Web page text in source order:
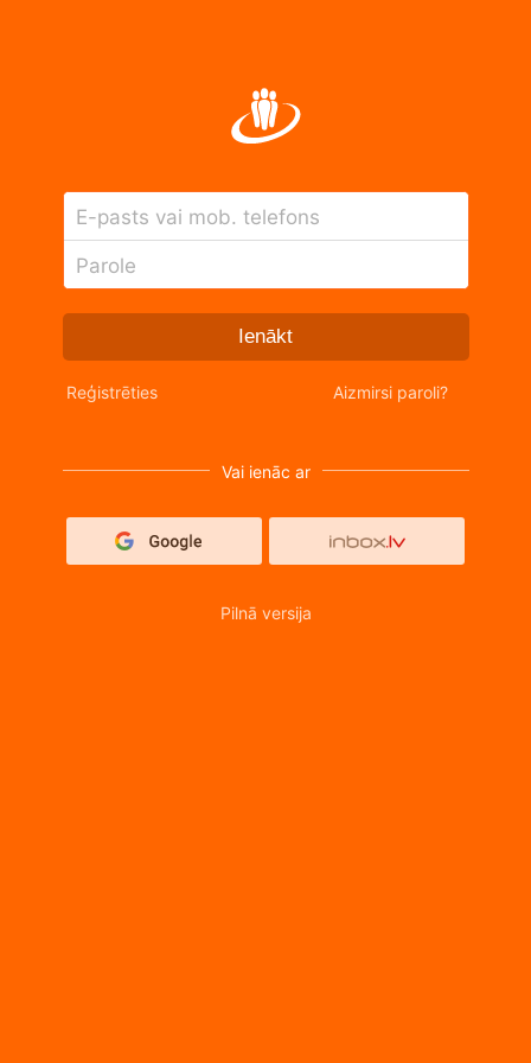
E-pasts vai mob. telefons
Parole
Ienākt
Reģistrēties Aizmirsi paroli?
Vai ienāc ar
Pilnā versija